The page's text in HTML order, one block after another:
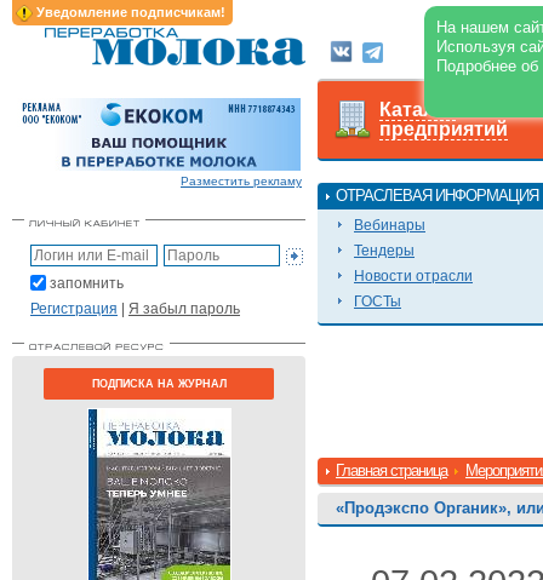
Уведомление подписчикам!
На нашем
Используя
Подробнее
Разместить рекламу
запомнить
Регистрация | Я забыл пароль
ПОДПИСКА НА ЖУРНАЛ
Каталог
предприятий
ОТРАСЛЕВАЯ ИНФОРМАЦИЯ
Вебинары
Тендеры
Новости отрасли
ГОСТы
Главная страница
«Продэкспо Органик»,